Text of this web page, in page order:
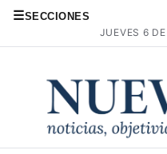
☰SECCIONES
JUEVES 6